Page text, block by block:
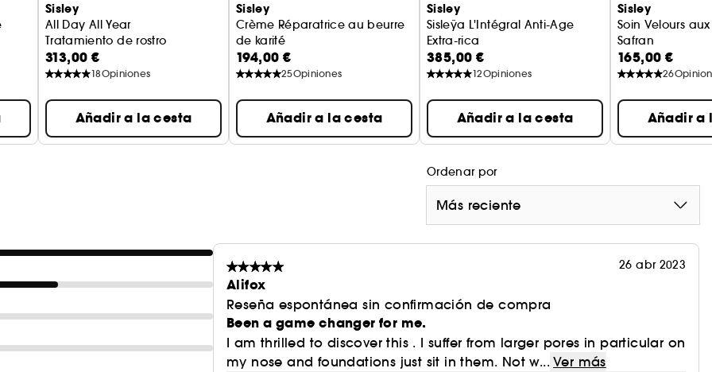
Sisley
All Day All Year
Tratamiento de rostro
313,00 €
18Opiniones
Añadir a la cesta
Sisley
Crème Réparatrice au beurre
de karité
Crema reparadora
194,00 €
25Opiniones
Añadir a la cesta
Sisley
Sisleÿa L'Intégral Anti-Age
Extra-rica
Tratamiento
385,00 €
12Opiniones
Añadir a la cesta
Sisley
Soin Velours
Safran
Crema
165,00 €
26
Añadir a
Ordenar por
Más reciente
26 abr 2023
Alifox
Reseña espontánea sin confirmación de compra
Been a game changer for me.
I am thrilled to discover this . I suffer from larger pores in particular on
my nose and foundations just sit in them. Not w... Ver más